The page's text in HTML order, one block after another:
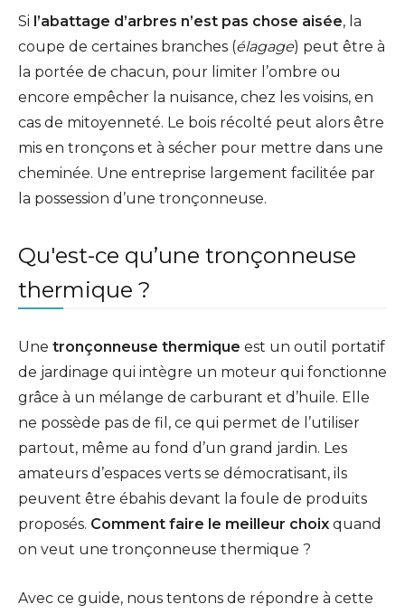
Si l’abattage d’arbres n’est pas chose aisée, la
coupe de certaines branches (élagage) peut être à
la portée de chacun, pour limiter l’ombre ou
encore empêcher la nuisance, chez les voisins, en
cas de mitoyenneté. Le bois récolté peut alors être
mis en tronçons et à sécher pour mettre dans une
cheminée. Une entreprise largement facilitée par
la possession d’une tronçonneuse.
Qu'est-ce qu’une tronçonneuse
thermique ?
Une tronçonneuse thermique est un outil portatif
de jardinage qui intègre un moteur qui fonctionne
grâce à un mélange de carburant et d’huile. Elle
ne possède pas de fil, ce qui permet de l’utiliser
partout, même au fond d’un grand jardin. Les
amateurs d’espaces verts se démocratisant, ils
peuvent être ébahis devant la foule de produits
proposés. Comment faire le meilleur choix quand
on veut une tronçonneuse thermique ?
Avec ce guide, nous tentons de répondre à cette